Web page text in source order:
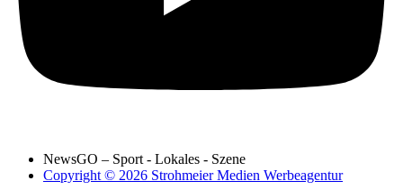
NewsGO – Sport - Lokales - Szene
Copyright © 2026 Strohmeier Medien Werbeagentur